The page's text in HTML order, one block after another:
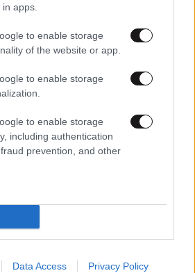
apps.
to enable storage
of the website or app.
to enable storage
to enable storage
including authentication
prevention, and other
Data Access Privacy Policy
η πίεση στην αεράμυνα